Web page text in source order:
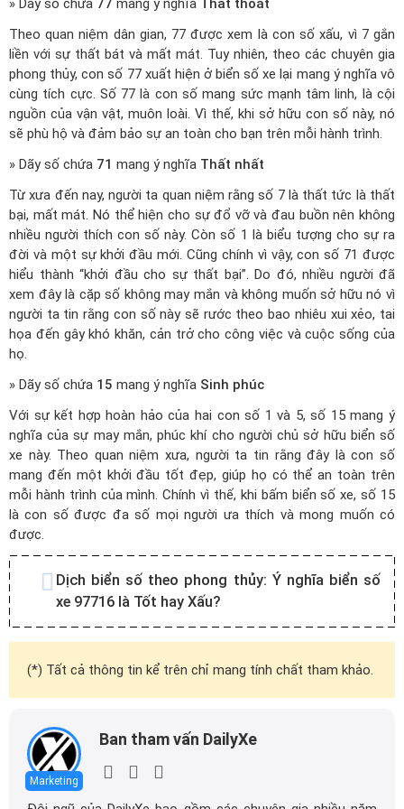
» Dãy số chứa 77 mang ý nghĩa
Thất thoát
Theo quan niệm dân gian, 77 được xem là con số xấu, vì 7 gắn
liền với sự thất bát và mất mát. Tuy nhiên, theo các chuyên gia
phong thủy, con số 77 xuất hiện ở biển số xe lại mang ý nghĩa vô
cùng tích cực. Số 77 là con số mang sức mạnh tâm linh, là cội
nguồn của vận vật, muôn loài. Vì thế, khi sở hữu con số này, nó
sẽ phù hộ và đảm bảo sự an toàn cho bạn trên mỗi hành trình.
» Dãy số chứa 71 mang ý nghĩa Thất nhất
Từ xưa đến nay, người ta quan niệm rằng số 7 là thất tức là thất
bại, mất mát. Nó thể hiện cho sự đổ vỡ và đau buồn nên không
nhiều người thích con số này. Còn số 1 là biểu tượng cho sự ra
đời và một sự khởi đầu mới. Cũng chính vì vậy, con số 71 được
hiểu thành “khởi đầu cho sự thất bại”. Do đó, nhiều người đã
xem đây là cặp số không may mắn và không muốn sở hữu nó vì
người ta tin rằng con số này sẽ rước theo bao nhiêu xui xẻo, tai
họa đến gây khó khăn, cản trở cho công việc và cuộc sống của
họ.
» Dãy số chứa 15 mang ý nghĩa Sinh phúc
Với sự kết hợp hoàn hảo của hai con số 1 và 5, số 15 mang ý
nghĩa của sự may mắn, phúc khí cho người chủ sở hữu biển số
xe này. Theo quan niệm xưa, người ta tin rằng đây là con số
mang đến một khởi đầu tốt đẹp, giúp họ có thể an toàn trên
mỗi hành trình của mình. Chính vì thế, khi bấm biển số xe, số 15
là con số được đa số mọi người ưa thích và mong muốn có
được.
Dịch biển số theo phong thủy: Ý nghĩa biển số
xe 97716 là Tốt hay Xấu?
(*) Tất cả thông tin kể trên chỉ mang tính chất tham khảo.
Marketing
Ban tham vấn DailyXe